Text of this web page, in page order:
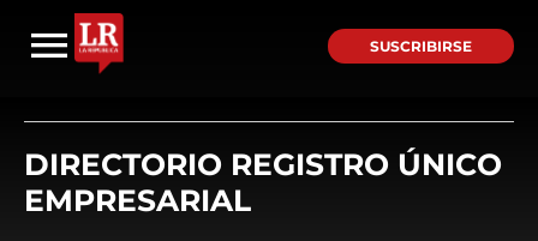
SUSCRIBIRSE
DIRECTORIO REGISTRO ÚNICO
EMPRESARIAL